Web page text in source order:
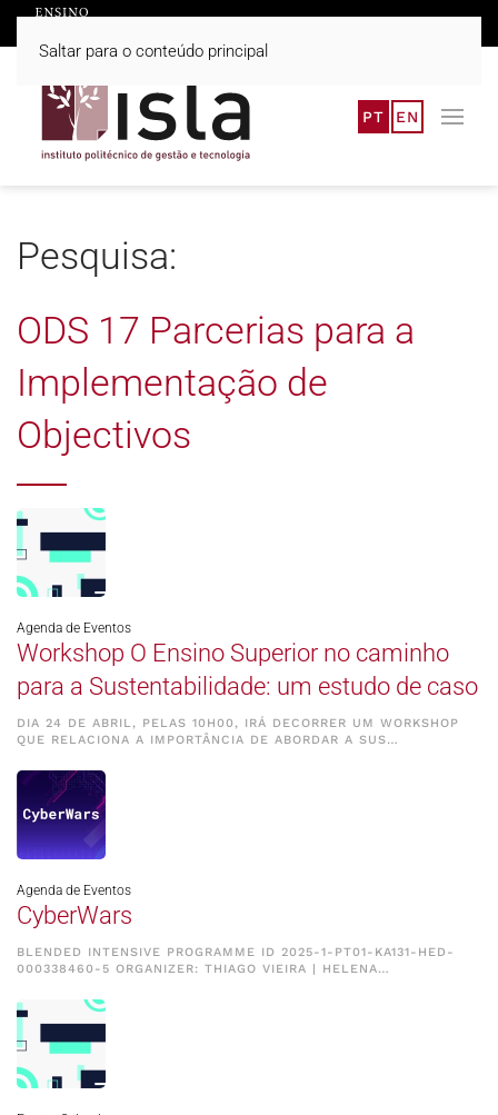
Saltar para o conteúdo principal
PT EN
Pesquisa:
ODS 17 Parcerias para a
Implementação de
Objectivos
Agenda de Eventos
Workshop O Ensino Superior no caminho
para a Sustentabilidade: um estudo de caso
DIA 24 DE ABRIL, PELAS 10H00, IRÁ DECORRER UM WORKSHOP
QUE RELACIONA A IMPORTÂNCIA DE ABORDAR A SUS…
Agenda de Eventos
CyberWars
BLENDED INTENSIVE PROGRAMME ID 2025-1-PT01-KA131-HED-
000338460-5 ORGANIZER: THIAGO VIEIRA | HELENA…